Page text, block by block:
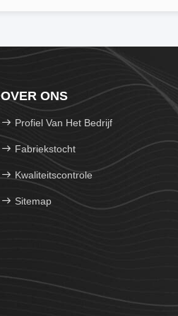
OVER ONS
Profiel Van Het Bedrijf
Fabriekstocht
Kwaliteitscontrole
Sitemap